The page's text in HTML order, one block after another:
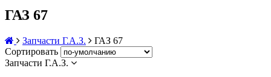
ГАЗ 67
Запчасти Г.А.З.
ГАЗ 67
Сортировать
Запчасти Г.А.З.